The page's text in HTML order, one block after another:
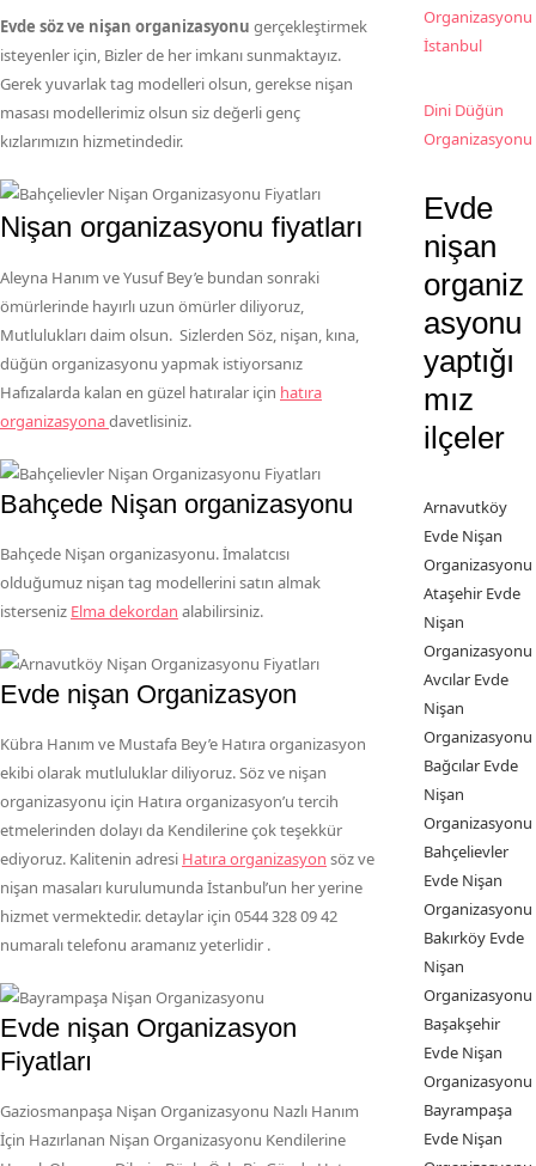
Evde söz ve nişan organizasyonu gerçekleştirmek
isteyenler için, Bizler de her imkanı sunmaktayız.
Gerek yuvarlak tag modelleri olsun, gerekse nişan
masası modellerimiz olsun siz değerli genç
kızlarımızın hizmetindedir.
Nişan organizasyonu fiyatları
Aleyna Hanım ve Yusuf Bey’e bundan sonraki
ömürlerinde hayırlı uzun ömürler diliyoruz,
Mutlulukları daim olsun. Sizlerden Söz, nişan, kına,
düğün organizasyonu yapmak istiyorsanız
Hafızalarda kalan en güzel hatıralar için hatıra
organizasyonadavetlisiniz.
Bahçede Nişan organizasyonu
Bahçede Nişan organizasyonu. İmalatcısı
olduğumuz nişan tag modellerini satın almak
isterseniz Elma dekordan alabilirsiniz.
Evde nişan Organizasyon
Kübra Hanım ve Mustafa Bey’e Hatıra organizasyon
ekibi olarak mutluluklar diliyoruz. Söz ve nişan
organizasyonu için Hatıra organizasyon’u tercih
etmelerinden dolayı da Kendilerine çok teşekkür
ediyoruz. Kalitenin adresi Hatıra organizasyon söz ve
nişan masaları kurulumunda İstanbul’un her yerine
hizmet vermektedir. detaylar için 0544 328 09 42
numaralı telefonu aramanız yeterlidir .
Evde nişan Organizasyon
Fiyatları
Gaziosmanpaşa Nişan Organizasyonu Nazlı Hanım
İçin Hazırlanan Nişan Organizasyonu Kendilerine
Organizasyonu
İstanbul
Dini Düğün
Organizasyonu
Evde
nişan
organiz
asyonu
yaptığı
mız
ilçeler
Arnavutköy
Evde Nişan
Organizasyonu
Ataşehir Evde
Nişan
Organizasyonu
Avcılar Evde
Nişan
Organizasyonu
Bağcılar Evde
Nişan
Organizasyonu
Bahçelievler
Evde Nişan
Organizasyonu
Bakırköy Evde
Nişan
Organizasyonu
Başakşehir
Evde Nişan
Organizasyonu
Bayrampaşa
Evde Nişan